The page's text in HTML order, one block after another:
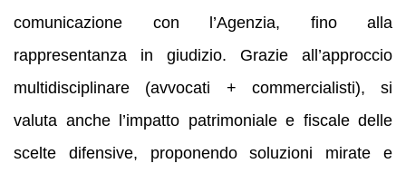
comunicazione con l’Agenzia, fino alla
rappresentanza in giudizio. Grazie all’approccio
multidisciplinare (avvocati + commercialisti), si
valuta anche l’impatto patrimoniale e fiscale delle
scelte difensive, proponendo soluzioni mirate e